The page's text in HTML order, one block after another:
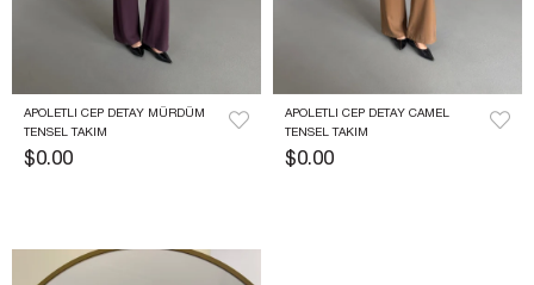
APOLETLI CEP DETAY MÜRDÜM
TENSEL TAKIM
$0.00
APOLETLI CEP DETAY CAMEL
TENSEL TAKIM
$0.00